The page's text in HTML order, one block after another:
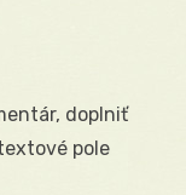
doplniť
pole